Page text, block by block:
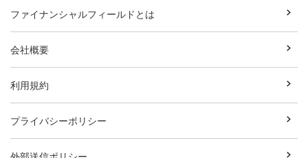
ファイナンシャルフィールドとは
会社概要
利用規約
プライバシーポリシー